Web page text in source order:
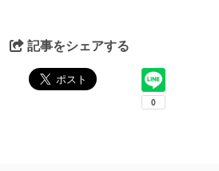
記事をシェアする